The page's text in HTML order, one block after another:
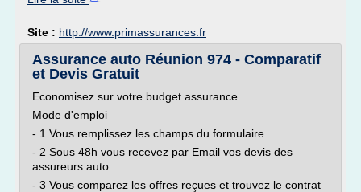
Site : http://www.primassurances.fr
Assurance auto Réunion 974 - Comparatif
et Devis Gratuit
Economisez sur votre budget assurance.
Mode d'emploi
- 1 Vous remplissez les champs du formulaire.
- 2 Sous 48h vous recevez par Email vos devis des
assureurs auto.
- 3 Vous comparez les offres reçues et trouvez le contrat